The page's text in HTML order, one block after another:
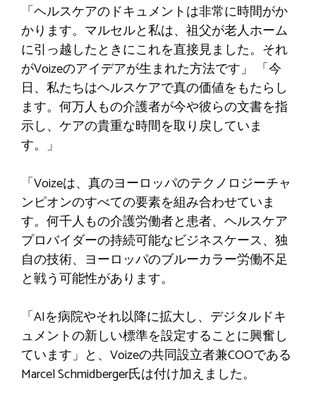
「ヘルスケアのドキュメントは非常に時間がか
かります。マルセルと私は、祖父が老人ホーム
に引っ越したときにこれを直接見ました。それ
がVoizeのアイデアが生まれた方法です」 「今
日、私たちはヘルスケアで真の価値をもたらし
ます。何万人もの介護者が今や彼らの文書を指
示し、ケアの貴重な時間を取り戻していま
す。」
「Voizeは、真のヨーロッパのテクノロジーチャ
ンピオンのすべての要素を組み合わせていま
す。何千人もの介護労働者と患者、ヘルスケア
プロバイダーの持続可能なビジネスケース、独
自の技術、ヨーロッパのブルーカラー労働不足
と戦う可能性があります。
「AIを病院やそれ以降に拡大し、デジタルドキ
ュメントの新しい標準を設定することに興奮し
ています」と、Voizeの共同設立者兼COOである
Marcel Schmidberger氏は付け加えました。